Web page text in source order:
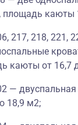
площадь каюты
217, 218, 221,
каюты от 16,7
— двуспальная
18,9 м2;